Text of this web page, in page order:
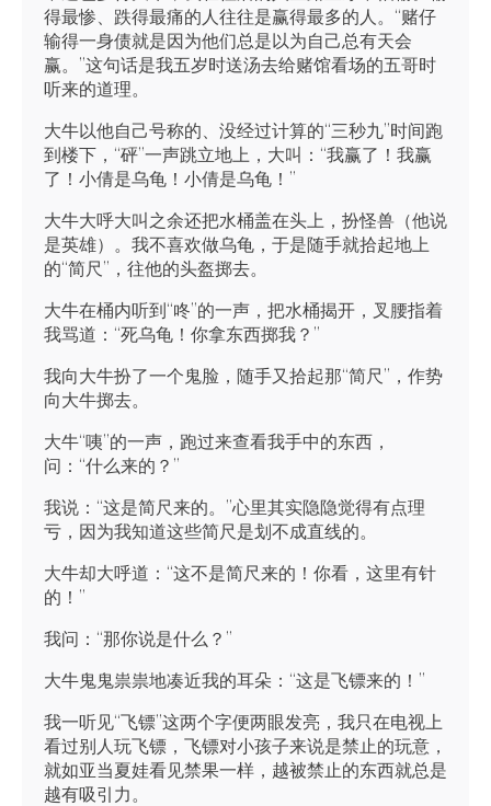
得最惨、跌得最痛的人往往是赢得最多的人。“赌仔
输得一身债就是因为他们总是以为自己总有天会
赢。”这句话是我五岁时送汤去给赌馆看场的五哥时
听来的道理。
大牛以他自己号称的、没经过计算的“三秒九”时间跑
到楼下，“砰”一声跳立地上，大叫：“我赢了！我赢
了！小倩是乌龟！小倩是乌龟！”
大牛大呼大叫之余还把水桶盖在头上，扮怪兽（他说
是英雄）。我不喜欢做乌龟，于是随手就拾起地上
的“简尺”，往他的头盔掷去。
大牛在桶内听到“咚”的一声，把水桶揭开，叉腰指着
我骂道：“死乌龟！你拿东西掷我？”
我向大牛扮了一个鬼脸，随手又拾起那“简尺”，作势
向大牛掷去。
大牛“咦”的一声，跑过来查看我手中的东西，
问：“什么来的？”
我说：“这是简尺来的。”心里其实隐隐觉得有点理
亏，因为我知道这些简尺是划不成直线的。
大牛却大呼道：“这不是简尺来的！你看，这里有针
的！”
我问：“那你说是什么？”
大牛鬼鬼祟祟地凑近我的耳朵：“这是飞镖来的！”
我一听见“飞镖”这两个字便两眼发亮，我只在电视上
看过别人玩飞镖，飞镖对小孩子来说是禁止的玩意，
就如亚当夏娃看见禁果一样，越被禁止的东西就总是
越有吸引力。